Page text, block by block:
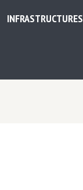
INFRASTRUCTURES